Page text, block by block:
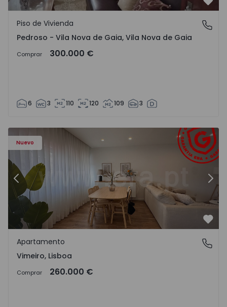
Pedroso - Vila Nova de Gaia, Vila Nova de Gaia
Piso de Vivienda
Pedroso - Vila Nova de Gaia, Vila Nova de Gaia
Comprar 300.000 €
6 3 110 120 109 3
Nuevo
Apartamento T1 Lourinhã, Vimeiro - 1575406 - 1
Anterior
Vimeiro, Lisboa
Apartamento
Vimeiro, Lisboa
Comprar 260.000 €